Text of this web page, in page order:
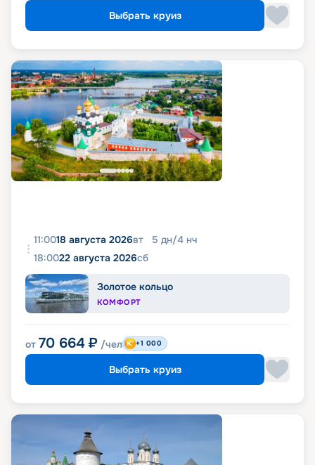
Выбрать круиз
11:0018 августа 2026вт 5 дн/4 нч
18:0022 августа 2026сб
Золотое кольцо
КОМФОРТ
от 70 664 ₽ /чел +1 000
Выбрать круиз